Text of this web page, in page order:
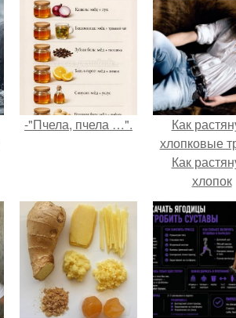
-"Пчела, пчела …".
Как
хлопковые
Как
хлопок